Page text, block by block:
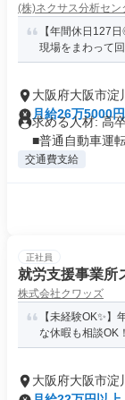
(株)ネクサス分析セン
【年間休日127
現場をまわって
大阪府大阪市淀
月給26万5000
求める人材: 高
■普通自動車運
交通費支給
正社員
就労支援事業所
株式会社クワッズ
【未経験OK✨
な休暇も相談OK
大阪府大阪市淀